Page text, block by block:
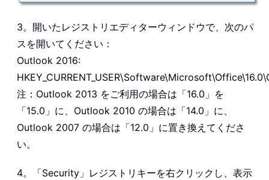
3。開いたレジストリエディターウィンドウで、次のパ
スを開いてください：
Outlook 2016:
注：Outlook 2013 をご利用の場合は「16.0」を
「15.0」に、Outlook 2010 の場合は「14.0」に、
Outlook 2007 の場合は「12.0」に置き換えてくださ
い。
4。「Security」レジストリキーを右クリックし、表示